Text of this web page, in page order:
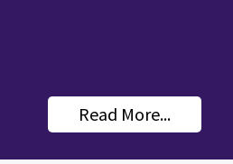
Read More...